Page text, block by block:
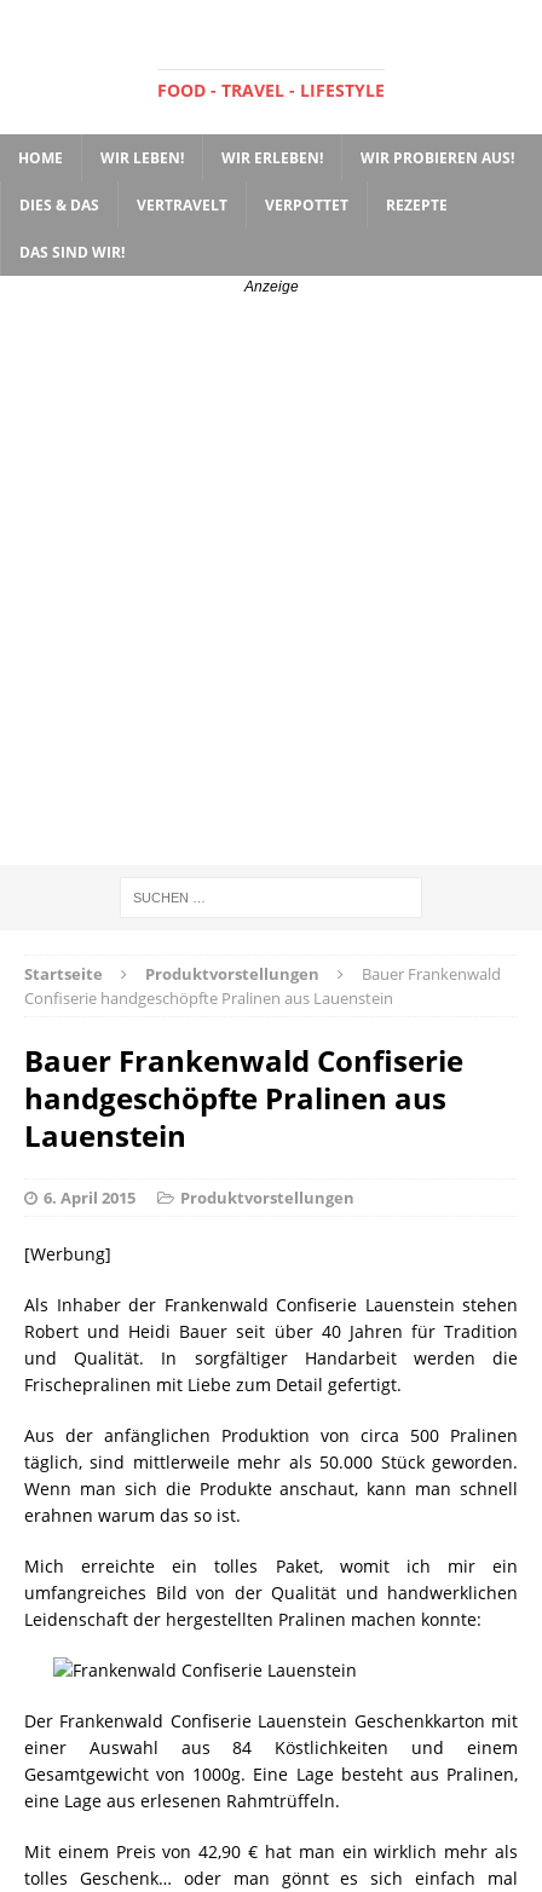
FOOD - TRAVEL - LIFESTYLE
HOME WIR LEBEN! WIR ERLEBEN! WIR PROBIEREN AUS!
DIES & DAS VERTRAVELT VERPOTTET REZEPTE
DAS SIND WIR!
Startseite Produktvorstellungen
Bauer Frankenwald
Confiserie handgeschöpfte Pralinen aus Lauenstein
Bauer Frankenwald Confiserie
handgeschöpfte Pralinen aus
Lauenstein
6. April 2015 Produktvorstellungen
[Werbung]
Als Inhaber der Frankenwald Confiserie Lauenstein stehen
Robert und Heidi Bauer seit über 40 Jahren für Tradition
und Qualität. In sorgfältiger Handarbeit werden die
Frischepralinen mit Liebe zum Detail gefertigt.
Aus der anfänglichen Produktion von circa 500 Pralinen
täglich, sind mittlerweile mehr als 50.000 Stück geworden.
Wenn man sich die Produkte anschaut, kann man schnell
erahnen warum das so ist.
Mich erreichte ein tolles Paket, womit ich mir ein
umfangreiches Bild von der Qualität und handwerklichen
Leidenschaft der hergestellten Pralinen machen konnte:
Der Frankenwald Confiserie Lauenstein Geschenkkarton mit
einer Auswahl aus 84 Köstlichkeiten und einem
Gesamtgewicht von 1000g. Eine Lage besteht aus Pralinen,
eine Lage aus erlesenen Rahmtrüffeln.
Mit einem Preis von 42,90 € hat man ein wirklich mehr als
tolles Geschenk… oder man gönnt es sich einfach mal